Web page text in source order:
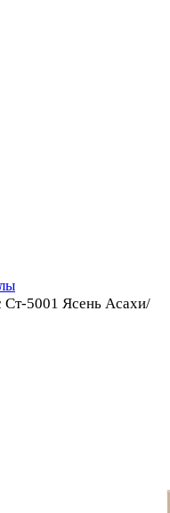
Ст-5001 Ясень Асахи/